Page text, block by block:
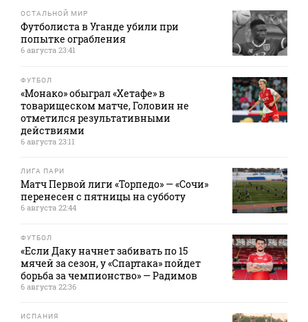
ОСТАЛЬНОЙ МИР
Футболиста в Уганде убили при
попытке ограбления
6 августа 23:41
ФУТБОЛ
«Монако» обыграл «Хетафе» в
товарищеском матче, Головин не
отметился результативными
действиями
6 августа 23:11
ЛИГА ПАРИ
Матч Первой лиги «Торпедо» — «Сочи»
перенесен с пятницы на субботу
6 августа 22:44
ФУТБОЛ
«Если Даку начнет забивать по 15
мячей за сезон, у «Спартака» пойдет
борьба за чемпионство» — Радимов
6 августа 22:36
ИСПАНИЯ